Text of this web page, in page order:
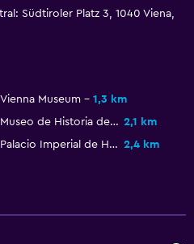
Südtiroler Platz 3, 1040 Viena,
Vienna Museum
1,3 km
Museo de Historia del Arte de Viena 2,1 km
Palacio Imperial de Hofburg 2,4 km